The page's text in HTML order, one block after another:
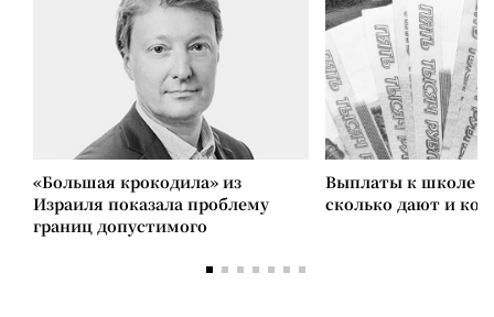
«Большая крокодила» из
Израиля показала проблему
границ допустимого
Выплаты к школе в
сколько дают и